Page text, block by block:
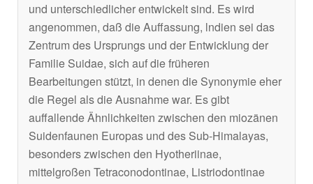
und unterschiedlicher entwickelt sind. Es wird
angenommen, daß die Auffassung, lndien sei das
Zentrum des Ursprungs und der Entwicklung der
Familie Suidae, sich auf die früheren
Bearbeitungen stützt, in denen die Synonymie eher
die Regel als die Ausnahme war. Es gibt
auffallende Ähnlichkeiten zwischen den miozänen
Suidenfaunen Europas und des Sub-Himalayas,
besonders zwischen den Hyotheriinae,
mittelgroßen Tetraconodontinae, Listriodontinae